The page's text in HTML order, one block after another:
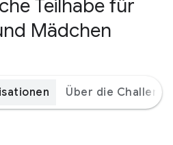
Teilhabe für
Mädchen
Über die Challenge